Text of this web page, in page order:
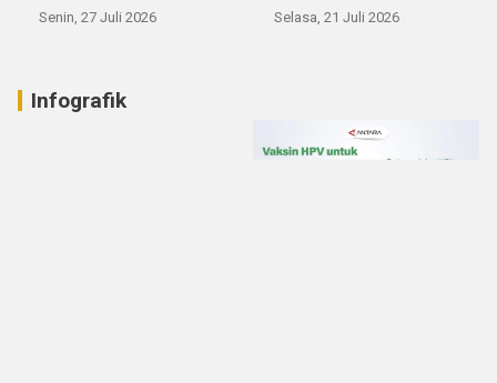
Senin, 27 Juli 2026 Selasa, 21 Juli 2026
Infografik